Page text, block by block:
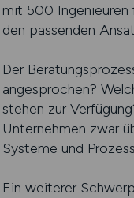
mit 500 Ingenieuren
den passenden
Der
angesprochen?
stehen zur
Unternehmen zwar
Systeme und
Ein weiterer